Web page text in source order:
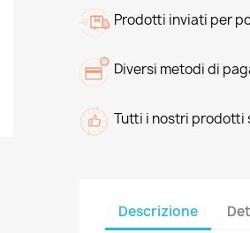
Prodotti inviati per
Diversi metodi di
Tutti i nostri prodotti
Descrizione